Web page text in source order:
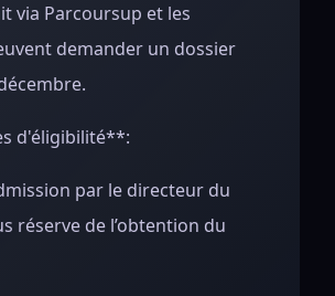
via Parcoursup et les
demander un dossier
d'éligibilité**:
par le directeur du
réserve de l’obtention du